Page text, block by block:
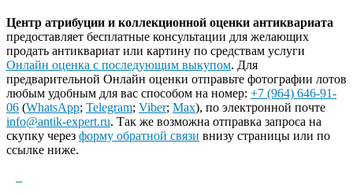
Центр атрибуции и коллекционной оценки антиквариата
предоставляет бесплатные консультации для желающих
продать антиквариат или картину по средствам услуги
Онлайн оценка с последующим выкупом. Для
предварительной Онлайн оценки отправьте фотографии лотов
любым удобным для вас способом на номер: +7 (964) 646-91-
06 (WhatsApp; Telegram; Viber; Max), по электронной почте
info@antik-expert.ru. Так же возможна отправка запроса на
скупку через форму обратной связи внизу страницы или по
ссылке ниже.